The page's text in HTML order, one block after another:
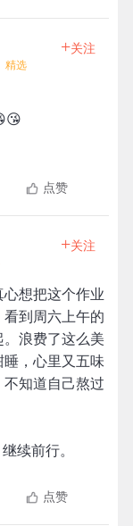
精选
+关注
点赞
+关注
想把这个作业
到周六上午的
浪费了这么美
，心里又五味
知道自己熬过
续前行。
点赞